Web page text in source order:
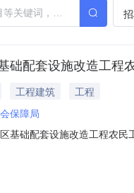
础配套设施改造工程
工程建筑
工程
保障局
基础配套设施改造工程农
，为核实该工程农民工工